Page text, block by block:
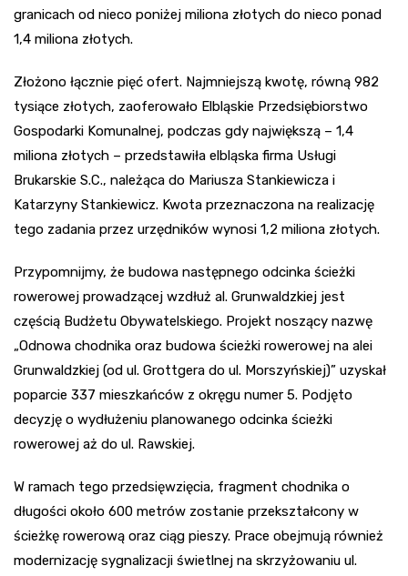
granicach od nieco poniżej miliona złotych do nieco ponad
1,4 miliona złotych.
Złożono łącznie pięć ofert. Najmniejszą kwotę, równą 982
tysiące złotych, zaoferowało Elbląskie Przedsiębiorstwo
Gospodarki Komunalnej, podczas gdy największą – 1,4
miliona złotych – przedstawiła elbląska firma Usługi
Brukarskie S.C., należąca do Mariusza Stankiewicza i
Katarzyny Stankiewicz. Kwota przeznaczona na realizację
tego zadania przez urzędników wynosi 1,2 miliona złotych.
Przypomnijmy, że budowa następnego odcinka ścieżki
rowerowej prowadzącej wzdłuż al. Grunwaldzkiej jest
częścią Budżetu Obywatelskiego. Projekt noszący nazwę
„Odnowa chodnika oraz budowa ścieżki rowerowej na alei
Grunwaldzkiej (od ul. Grottgera do ul. Morszyńskiej)” uzyskał
poparcie 337 mieszkańców z okręgu numer 5. Podjęto
decyzję o wydłużeniu planowanego odcinka ścieżki
rowerowej aż do ul. Rawskiej.
W ramach tego przedsięwzięcia, fragment chodnika o
długości około 600 metrów zostanie przekształcony w
ścieżkę rowerową oraz ciąg pieszy. Prace obejmują również
modernizację sygnalizacji świetlnej na skrzyżowaniu ul.